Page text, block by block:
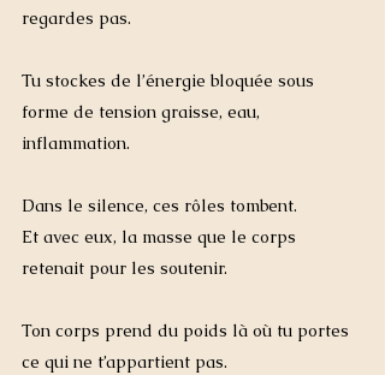
regardes pas.
Tu stockes de l’énergie bloquée sous
forme de tension graisse, eau,
inflammation.
Dans le silence, ces rôles tombent.
Et avec eux, la masse que le corps
retenait pour les soutenir.
Ton corps prend du poids là où tu portes
ce qui ne t’appartient pas.